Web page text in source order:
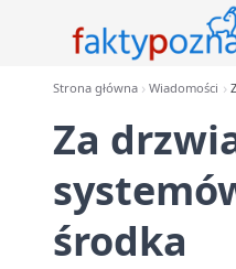
Strona główna Wiadomości
Za
środka